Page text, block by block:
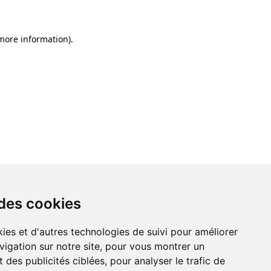
cookies
et d'autres technologies de suivi pour améliorer
sur notre site, pour vous montrer un
des publicités ciblées, pour analyser le trafic de
information).